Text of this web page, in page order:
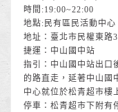
時間:19:00~22:00
地點:民有區民活動中心
地址：臺北市民權東路
捷運：中山國中站
指引：中山國中站出口
的路直走，延著中山國
中心就位於松青超市樓
停車：松青超市下附有